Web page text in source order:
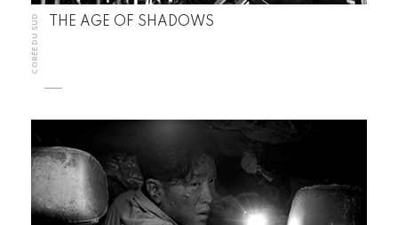
CORÉE DU SUD THE AGE OF SHADOWS